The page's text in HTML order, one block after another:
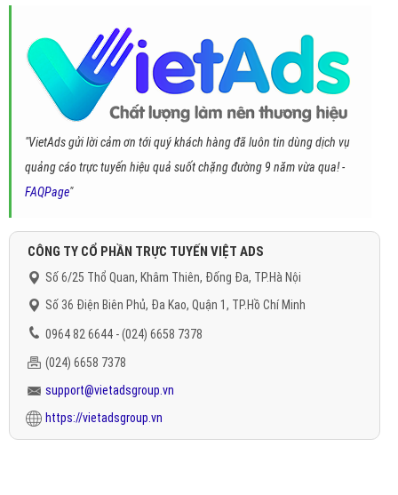
"VietAds gửi lời cảm ơn tới quý khách hàng đã luôn tin dùng dịch vụ
quảng cáo trực tuyến hiệu quả suốt chặng đường 9 năm vừa qua! -
FAQPage"
CÔNG TY CỔ PHẦN TRỰC TUYẾN VIỆT ADS
Số 6/25 Thổ Quan, Khâm Thiên, Đống Đa, TP.Hà Nội
Số 36 Điện Biên Phủ, Đa Kao, Quận 1, TP.Hồ Chí Minh
0964 82 6644 - (024) 6658 7378
(024) 6658 7378
support@vietadsgroup.vn
https://vietadsgroup.vn